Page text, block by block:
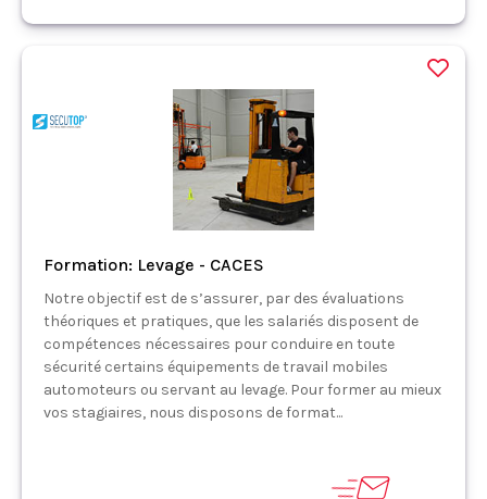
Formation: Levage - CACES
Notre objectif est de s’assurer, par des évaluations
théoriques et pratiques, que les salariés disposent de
compétences nécessaires pour conduire en toute
sécurité certains équipements de travail mobiles
automoteurs ou servant au levage. Pour former au mieux
vos stagiaires, nous disposons de format...